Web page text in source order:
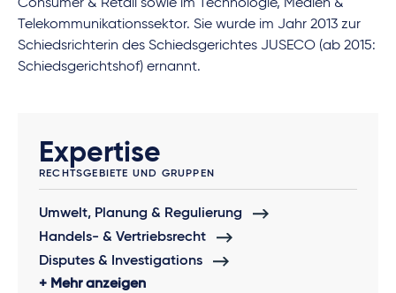
Consumer & Retail sowie im Technologie, Medien &
Telekommunikationssektor. Sie wurde im Jahr 2013 zur
Schiedsrichterin des Schiedsgerichtes JUSECO (ab 2015:
Schiedsgerichtshof) ernannt.
Expertise
RECHTSGEBIETE UND GRUPPEN
Umwelt, Planung & Regulierung
Handels- & Vertriebsrecht
Disputes & Investigations
Mehr anzeigen